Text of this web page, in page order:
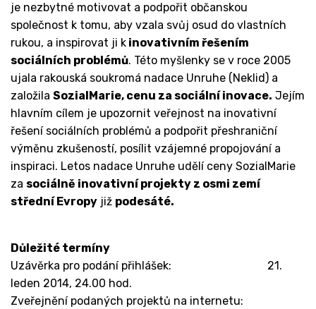
je nezbytné motivovat a podpořit občanskou
společnost k tomu, aby vzala svůj osud do vlastních
rukou, a inspirovat ji k inovativním řešením
sociálních problémů. Této myšlenky se v roce 2005
ujala rakouská soukromá nadace Unruhe (Neklid) a
založila SozialMarie, cenu za sociální inovace. Jejím
hlavním cílem je upozornit veřejnost na inovativní
řešení sociálních problémů a podpořit přeshraniční
výměnu zkušeností, posílit vzájemné propojování a
inspiraci. Letos nadace Unruhe udělí ceny SozialMarie
za sociálně inovativní projekty z osmi zemí
střední Evropy již podesáté.
Důležité termíny
Uzávěrka pro podání přihlášek: 21.
leden 2014, 24.00 hod.
Zveřejnění podaných projektů na internetu: